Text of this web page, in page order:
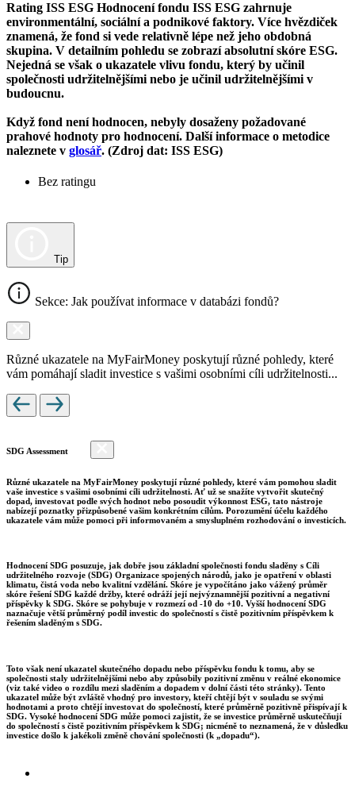
Rating ISS ESG Hodnocení fondu ISS ESG zahrnuje
environmentální, sociální a podnikové faktory. Více hvězdiček
znamená, že fond si vede relativně lépe než jeho obdobná
skupina. V detailním pohledu se zobrazí absolutní skóre ESG.
Nejedná se však o ukazatele vlivu fondu, který by učinil
společnosti udržitelnějšími nebo je učinil udržitelnějšími v
budoucnu.
Když fond není hodnocen, nebyly dosaženy požadované
prahové hodnoty pro hodnocení. Další informace o metodice
naleznete v glosář. (Zdroj dat: ISS ESG)
Bez ratingu
Tip
Sekce: Jak používat informace v databázi fondů?
Různé ukazatele na MyFairMoney poskytují různé pohledy, které
vám pomáhají sladit investice s vašimi osobními cíli udržitelnosti...
SDG Assessment
Různé ukazatele na MyFairMoney poskytují různé pohledy, které vám pomohou sladit
vaše investice s vašimi osobními cíli udržitelnosti. Ať už se snažíte vytvořit skutečný
dopad, investovat podle svých hodnot nebo posoudit výkonnost ESG, tato nástroje
nabízejí poznatky přizpůsobené vašim konkrétním cílům. Porozumění účelu každého
ukazatele vám může pomoci při informovaném a smysluplném rozhodování o investicích.
Hodnocení SDG posuzuje, jak dobře jsou základní společnosti fondu sladěny s Cíli
udržitelného rozvoje (SDG) Organizace spojených národů, jako je opatření v oblasti
klimatu, čistá voda nebo kvalitní vzdělání. Skóre je vypočítáno jako vážený průměr
skóre řešení SDG každé držby, které odráží její nejvýznamnější pozitivní a negativní
příspěvky k SDG. Skóre se pohybuje v rozmezí od -10 do +10. Vyšší hodnocení SDG
naznačuje větší průměrný podíl investic do společností s čistě pozitivním příspěvkem k
řešením sladěným s SDG.
Toto však není ukazatel skutečného dopadu nebo příspěvku fondu k tomu, aby se
společnosti staly udržitelnějšími nebo aby způsobily pozitivní změnu v reálné ekonomice
(viz také video o rozdílu mezi sladěním a dopadem v dolní části této stránky). Tento
ukazatel může být zvláště vhodný pro investory, kteří chtějí být v souladu se svými
hodnotami a proto chtějí investovat do společností, které průměrně pozitivně přispívají k
SDG. Vysoké hodnocení SDG může pomoci zajistit, že se investice průměrně uskutečňují
do společností s čistě pozitivním příspěvkem k SDG; nicméně to neznamená, že v důsledku
investice došlo k jakékoli změně chování společnosti (k „dopadu“).